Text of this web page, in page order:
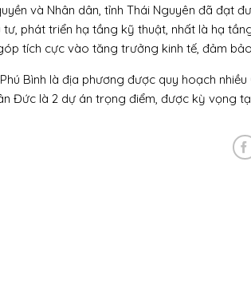
và Nhân dân, tỉnh Thái Nguyên đã đạt
tư, phát triển hạ tầng kỹ thuật, nhất là hạ
tích cực vào tăng trưởng kinh tế, đảm
Bình là địa phương được quy hoạch
Đức là 2 dự án trọng điểm, được kỳ vọng